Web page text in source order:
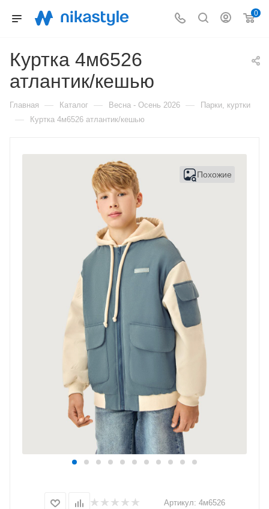
0
Куртка 4м6526
атлантик/кешью
Главная — Каталог — Весна - Осень 2026 — Парки, куртки
— Куртка 4м6526 атлантик/кешью
Похожие
Артикул: 4м6526